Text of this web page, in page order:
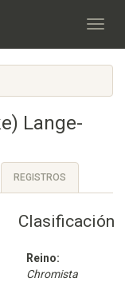
Lange-
REGISTROS
Clasificación
Reino:
Chromista